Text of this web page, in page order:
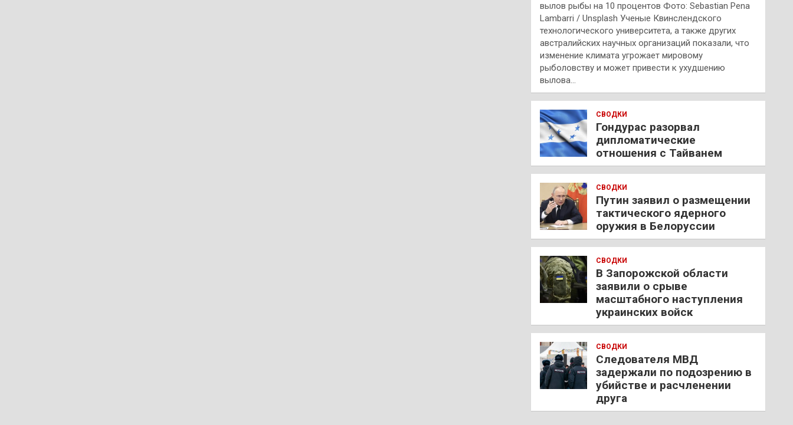
вылов рыбы на 10 процентов Фото: Sebastian Pena
Lambarri / Unsplash Ученые Квинслендского
технологического университета, а также других
австралийских научных организаций показали, что
изменение климата угрожает мировому
рыболовству и может привести к ухудшению
вылова…
СВОДКИ
Гондурас разорвал
дипломатические
отношения с Тайванем
СВОДКИ
Путин заявил о размещении
тактического ядерного
оружия в Белоруссии
СВОДКИ
В Запорожской области
заявили о срыве
масштабного наступления
украинских войск
СВОДКИ
Следователя МВД
задержали по подозрению в
убийстве и расчленении
друга